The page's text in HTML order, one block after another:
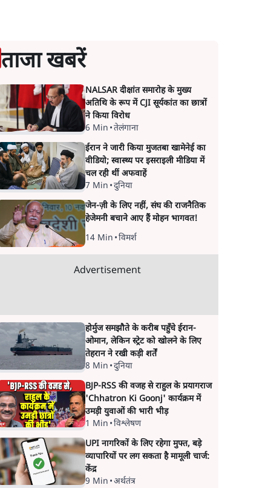
ताजा खबरें
NALSAR दीक्षांत समारोह के मुख्य
अतिथि के रूप में CJI सूर्यकांत का छात्रों
ने किया विरोध
6 Min •तेलंगाना
ईरान ने जारी किया मुजतबा खामेनेई का
वीडियो; स्वास्थ्य पर इसराइली मीडिया में
चल रही थीं अफवाहें
7 Min •दुनिया
जेन-ज़ी के लिए नहीं, संघ की राजनैतिक
हेजेमनी बचाने आए हैं मोहन भागवत!
14 Min •विमर्श
Advertisement
होर्मुज समझौते के करीब पहुँचे ईरान-
ओमान, लेकिन स्ट्रेट को खोलने के लिए
तेहरान ने रखी कड़ी शर्तें
8 Min •दुनिया
BJP-RSS की वजह से राहुल के प्रयागराज
'Chhatron Ki Goonj' कार्यक्रम में
उमड़ी युवाओं की भारी भीड़
1 Min •विश्लेषण
UPI नागरिकों के लिए रहेगा मुफ्त, बड़े
व्यापारियों पर लग सकता है मामूली चार्ज:
केंद्र
9 Min •अर्थतंत्र